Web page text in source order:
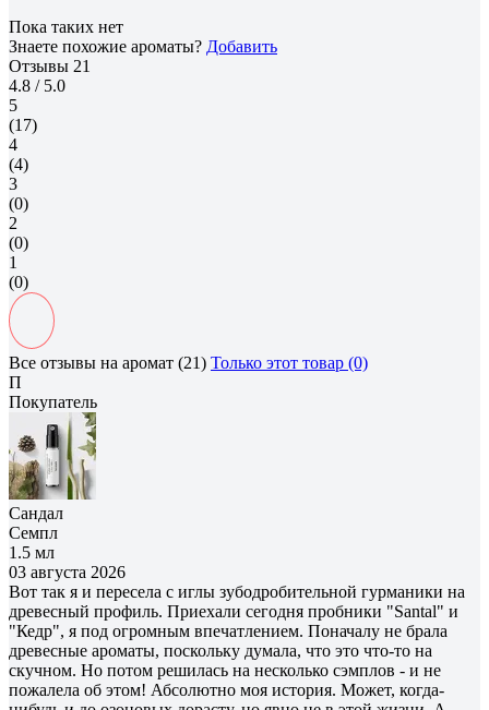
Пока таких нет
Знаете похожие ароматы? Добавить
Отзывы 21
4.8 / 5.0
5
(17)
4
(4)
3
(0)
2
(0)
1
(0)
Все отзывы на аромат (21) Только этот товар (0)
П
Покупатель
Сандал
Семпл
1.5 мл
03 августа 2026
Вот так я и пересела с иглы зубодробительной гурманики на
древесный профиль. Приехали сегодня пробники "Santal" и
"Кедр", я под огромным впечатлением. Поначалу не брала
древесные ароматы, поскольку думала, что это что-то на
скучном. Но потом решилась на несколько сэмплов - и не
пожалела об этом! Абсолютно моя история. Может, когда-